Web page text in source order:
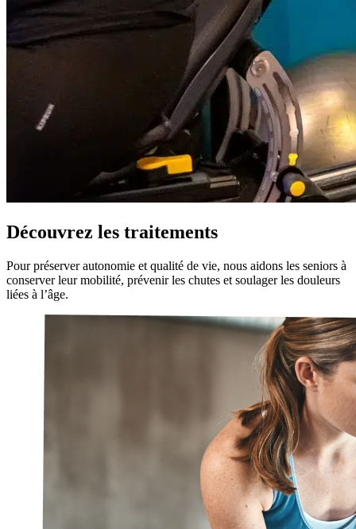
Découvrez les traitements
Pour préserver autonomie et qualité de vie, nous aidons les seniors à
conserver leur mobilité, prévenir les chutes et soulager les douleurs
liées à l’âge.